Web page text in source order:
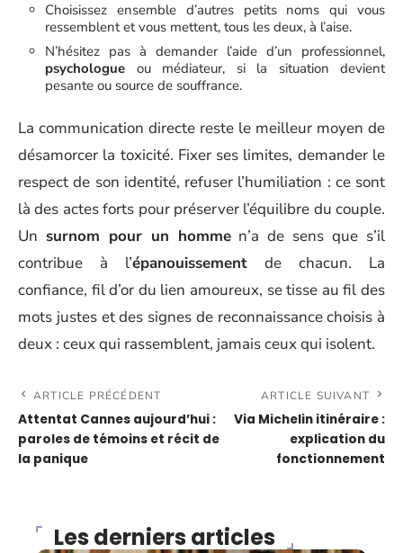
Choisissez ensemble d’autres petits noms qui vous
ressemblent et vous mettent, tous les deux, à l’aise.
N’hésitez pas à demander l’aide d’un professionnel,
psychologue ou médiateur, si la situation devient
pesante ou source de souffrance.
La communication directe reste le meilleur moyen de
désamorcer la toxicité. Fixer ses limites, demander le
respect de son identité, refuser l’humiliation : ce sont
là des actes forts pour préserver l’équilibre du couple.
Un surnom pour un hommen’a de sens que s’il
contribue à l’épanouissement de chacun. La
confiance, fil d’or du lien amoureux, se tisse au fil des
mots justes et des signes de reconnaissance choisis à
deux : ceux qui rassemblent, jamais ceux qui isolent.
ARTICLE PRÉCÉDENT
Attentat Cannes aujourd’hui :
paroles de témoins et récit de
la panique
ARTICLE SUIVANT
Via Michelin itinéraire :
explication du
fonctionnement
Les derniers articles